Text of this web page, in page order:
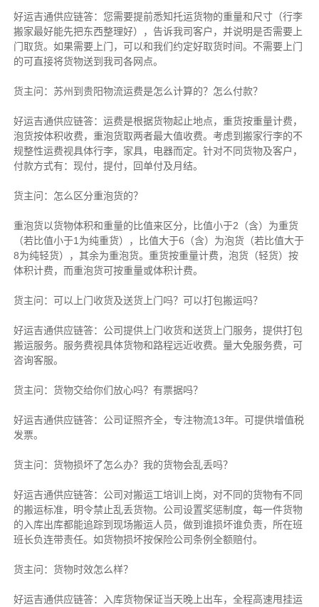
好运吉通供应链答：您需要提前悉知托运货物的重量和尺寸（行李
搬家最好能先把东西整理好），告诉我司客户，并说明是否需要上
门取货。如果需要上门，可以和我们约定好取货时间。不需要上门
的可直接将货物送到我司各网点。
货主问：苏州到贵阳物流运费是怎么计算的？怎么付款？
好运吉通供应链答：运费是根据货物起止地点，重货按重量计费，
泡货按体积收费，重泡货取两者最大值收费。考虑到搬家行李的不
规整性运费视具体行李，家具，电器而定。针对不同货物及客户，
付款方式有：现付，提付，回单付及月结。
货主问：怎么区分重泡货的？
重泡货以货物体积和重量的比值来区分，比值小于2（含）为重货
（若比值小于1为纯重货），比值大于6（含）为泡货（若比值大于
8为纯轻货），其余为重泡货。重货按重量计费，泡货（轻货）按
体积计费，而重泡货可按重量或体积计费。
货主问：可以上门收货及送货上门吗？可以打包搬运吗？
好运吉通供应链答：公司提供上门收货和送货上门服务，提供打包
搬运服务。服务费视具体货物和路程远近收费。量大免服务费，可
咨询客服。
货主问：货物交给你们放心吗？有票据吗？
好运吉通供应链答：公司证照齐全，专注物流13年。可提供增值税
发票。
货主问：货物损坏了怎么办？我的货物会乱丢吗？
好运吉通供应链答：公司对搬运工培训上岗，对不同的货物有不同
的搬运标准，明令禁止乱丢货物。公司设置奖惩制度，每一件货物
的入库出库都能追踪到现场搬运人员，做到谁损坏谁负责，所在班
班长负连带责任。如货物损坏按保险公司条例全额赔付。
货主问：货物时效怎么样？
好运吉通供应链答：入库货物保证当天晚上出车，全程高速甩挂运